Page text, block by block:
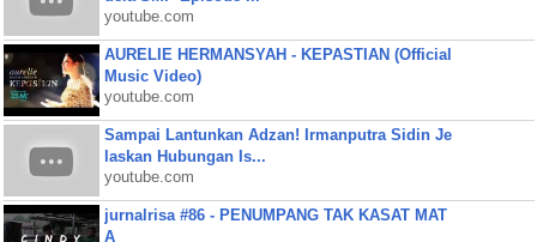
youtube.com
AURELIE HERMANSYAH - KEPASTIAN (Official
Music Video)
youtube.com
Sampai Lantunkan Adzan! Irmanputra Sidin Je
laskan Hubungan Is...
youtube.com
jurnalrisa #86 - PENUMPANG TAK KASAT MAT
A